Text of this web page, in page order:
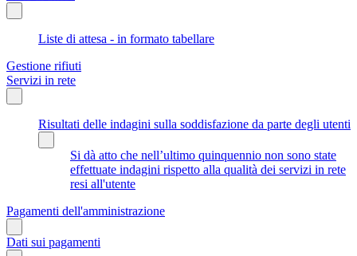
Liste di attesa - in formato tabellare
Gestione rifiuti
Servizi in rete
Risultati delle indagini sulla soddisfazione da parte degli utenti
Si dà atto che nell’ultimo quinquennio non sono state
effettuate indagini rispetto alla qualità dei servizi in rete
resi all'utente
Pagamenti dell'amministrazione
Dati sui pagamenti